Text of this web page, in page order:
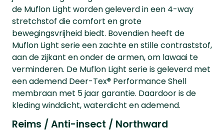
de Muflon Light worden geleverd in een 4-way
stretchstof die comfort en grote
bewegingsvrijheid biedt. Bovendien heeft de
Muflon Light serie een zachte en stille contraststof,
aan de zijkant en onder de armen, om lawaai te
verminderen. De Muflon Light serie is geleverd met
een ademend Deer-Tex® Performance Shell
membraan met 5 jaar garantie. Daardoor is de
kleding winddicht, waterdicht en ademend.
Reims / Anti-insect / Northward